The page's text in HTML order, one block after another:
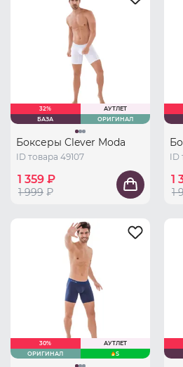
32%
АУТЛЕТ
БАЗА
ОРИГИНАЛ
Боксеры Clever Moda
ID товара 49107
1 359 ₽
1 999 ₽
ID
1
1
30%
АУТЛЕТ
ОРИГИНАЛ
S